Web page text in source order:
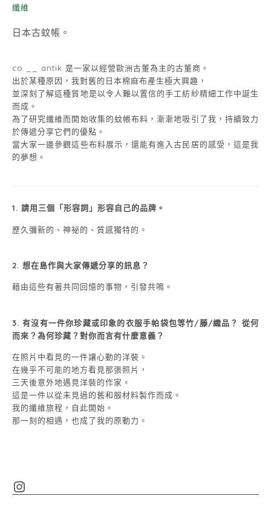
纖維
日本古蚊帳。
co __ antik 是一家以經營歐洲古董為主的古董商。
出於某種原因，我對舊的日本棉麻布產生極大興趣，
並深刻了解這種質地是以令人難以置信的手工紡紗精細工作中誕生
而成。
為了研究纖維而開始收集的蚊帳布料，漸漸地吸引了我，持續致力
於傳遞分享它們的優點。
當大家一邊參觀這些布料展示，還能有進入古民居的感受，這是我
的夢想。
1. 請用三個「形容詞」形容自己的品牌。
歷久彌新的、神祕的、質感獨特的。
2. 想在島作與大家傳遞分享的訊息？
藉由這些有著共同回憶的事物，引發共鳴。
3. 有沒有一件你珍藏或印象的衣服手帕袋包等竹/藤/織品？ 從何
而來？為何珍藏？對你而言有什麼意義？
在照片中看見的一件讓心動的洋裝。
在幾乎不可能的地方看見那張照片，
三天後意外地遇見洋裝的作家。
這是一件以從未見過的舊和服材料製作而成。
我的纖維旅程，自此開始。
那一刻的相遇，也成了我的原動力。